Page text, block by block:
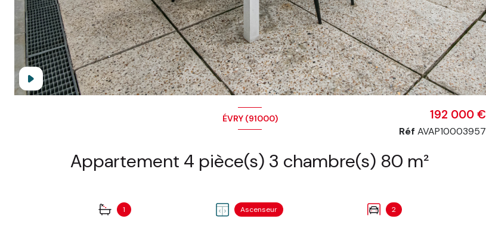
ÉVRY (91000)
Appartement 4 pièce(s) 3 chambre(s) 80 m²
1 Ascenseur 2
192 000 €
Réf AVAP10003957